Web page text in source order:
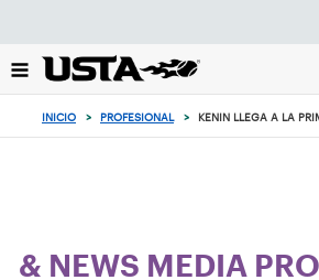
el
botón
INICIO > PROFESIONAL > KENIN LLEGA A LA
& NEWS MEDIA PRO